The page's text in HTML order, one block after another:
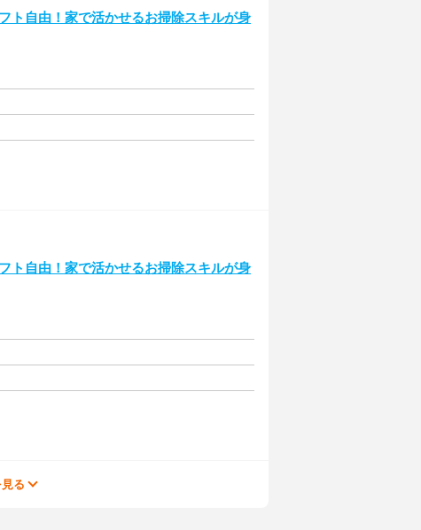
ト自由！家で活かせるお掃除スキルが身
ト自由！家で活かせるお掃除スキルが身
る